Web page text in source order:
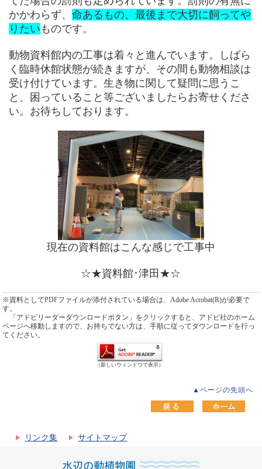
かかわらず、命あるもの、最後まで大切に飼ってや
りたい ものです。
動物資料館内の工事は着々と進んでいます。しばら
く臨時休館状態が続きますが、その間も動物相談は
受け付けています。生き物に関して疑問に思うこ
と、困っていること等ございましたらお寄せくださ
い。お待ちしております。
現在の資料館はこんな感じで工事中
☆★資料館･津田★☆
※資料としてPDFファイルが添付されている場合は、Adobe Acrobat(R)が必要で
す。
「アドビリーダーダウンロードボタン」をクリックすると、アドビ社のホーム
ページへ移動しますので、お持ちでない方は、手順に従ってダウンロードを行っ
てください。
（新しいウィンドウで表示）
▲ページの先頭へ
リンク集 サイトマップ